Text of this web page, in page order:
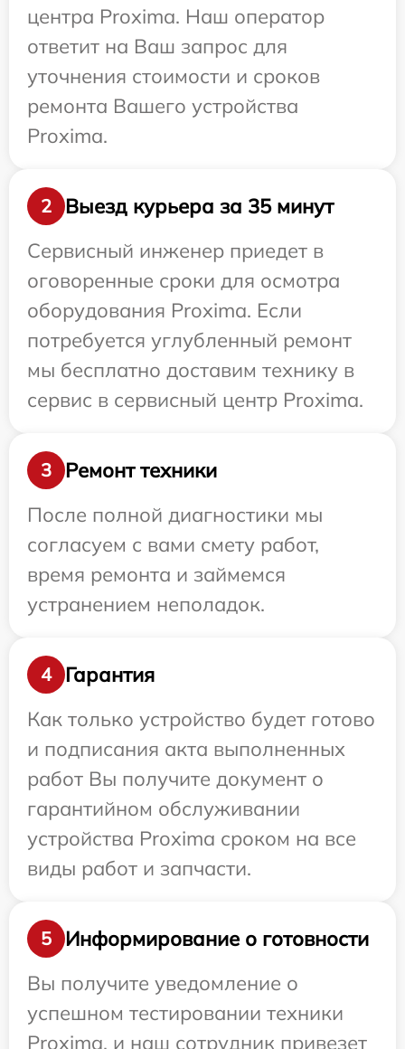
центра Proxima. Наш оператор
ответит на Ваш запрос для
уточнения стоимости и сроков
ремонта Вашего устройства
Proxima.
2
Выезд курьера за 35 минут
Сервисный инженер приедет в
оговоренные сроки для осмотра
оборудования Proxima. Если
потребуется углубленный ремонт
мы бесплатно доставим технику в
сервис в сервисный центр Proxima.
3
Ремонт техники
После полной диагностики мы
согласуем с вами смету работ,
время ремонта и займемся
устранением неполадок.
4
Гарантия
Как только устройство будет готово
и подписания акта выполненных
работ Вы получите документ о
гарантийном обслуживании
устройства Proxima сроком на все
виды работ и запчасти.
5
Информирование о готовности
Вы получите уведомление о
успешном тестировании техники
Proxima, и наш сотрудник привезет